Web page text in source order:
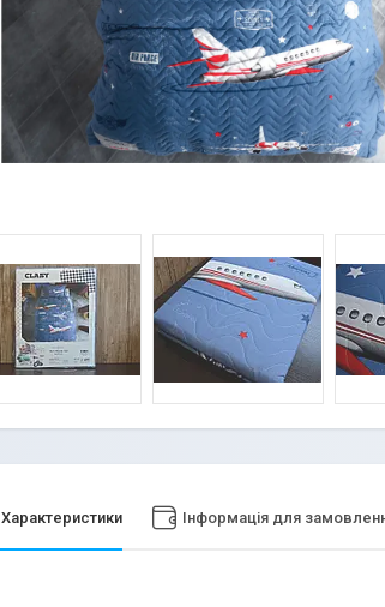
Характеристики Інформація для